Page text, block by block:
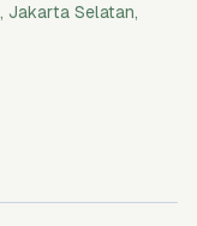
, Jakarta Selatan,